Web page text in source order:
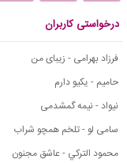
درخواستی کاربران
فرزاد بهرامی - زیبای من
حامیم - یکیو دارم
نیواد - نیمه گمشدمی
سامی لو - تلخم همچو شراب
محمود التركي - عاشق مجنون